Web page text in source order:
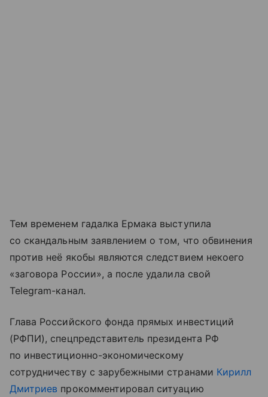
Тем временем гадалка Ермака выступила
со скандальным заявлением о том, что обвинения
против неё якобы являются следствием некоего
«заговора России», а после удалила свой
Telegram-канал.
Глава Российского фонда прямых инвестиций
(РФПИ), спецпредставитель президента РФ
по инвестиционно-экономическому
сотрудничеству с зарубежными странами Кирилл
Дмитриев прокомментировал ситуацию